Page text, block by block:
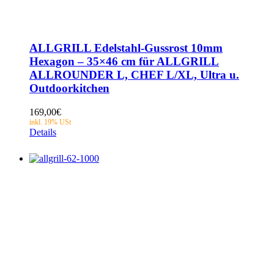
ALLGRILL Edelstahl-Gussrost 10mm
Hexagon – 35×46 cm für ALLGRILL
ALLROUNDER L, CHEF L/XL, Ultra u.
Outdoorkitchen
169,00€
Details